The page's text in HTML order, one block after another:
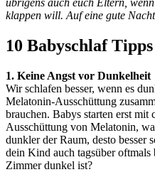
übrigens auch euch Eltern,
klappen will. Auf eine gute
10 Babyschlaf
1. Keine Angst vor Dunkelheit
Wir schlafen besser, wenn es
Melatonin‐Ausschüttung
brauchen. Babys starten erst mit
Ausschüttung von Melatonin,
dunkler der Raum, desto besser
dein Kind auch tagsüber oftmals
Zimmer dunkel ist?